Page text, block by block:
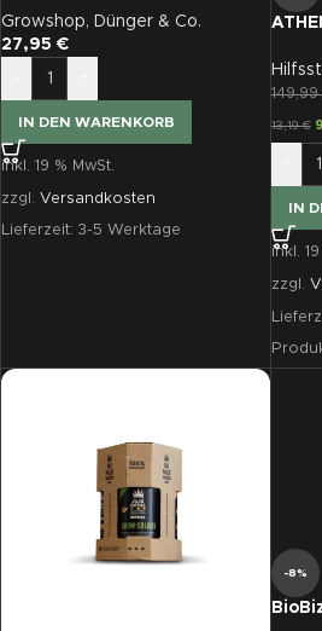
Growshop, Dünger & Co.
27,95 €
IN DEN WARENKORB
inkl. 19 % MwSt.
zzgl. Versandkosten
Lieferzeit: 3-5 Werktage
149,99
13,19€
IN
inkl.
zzgl.
-8%